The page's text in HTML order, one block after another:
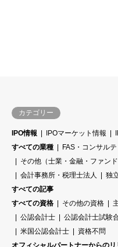
カテゴリー
IPO情報 IPOマーケット情報
すべての業種
FAS・コンサル
その他（士業・金融・ファンド
会計事務所・税理士法人
独
すべての記事
すべての資格
その他の資格
公認会計士
公認会計士試験
米国公認会計士
資格不問
オフィシャルパートナーからのリ